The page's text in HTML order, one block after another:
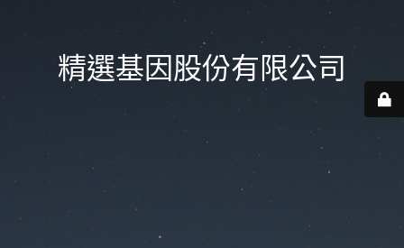
精選基因股份有限公司